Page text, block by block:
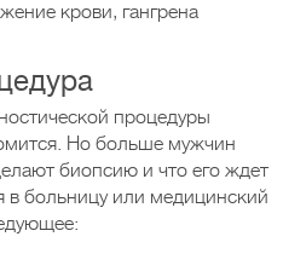
крови, гангрена
процедуры
Но больше мужчин
биопсию и что его ждет
в больницу или медицинский